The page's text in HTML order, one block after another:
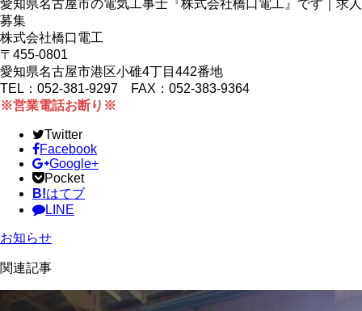
愛知県名古屋市の電気工事士『株式会社橋口電工』です｜求人
募集
株式会社橋口電工
〒455-0801
愛知県名古屋市港区小碓4丁目442番地
TEL：052-381-9297 FAX：052-383-9364
※営業電話お断り※
Twitter
Facebook
Google+
Pocket
B!はてブ
LINE
お知らせ
関連記事